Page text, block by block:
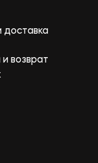
доставка
и возврат